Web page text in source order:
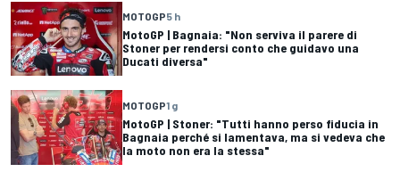
MOTOGP5 h
MotoGP | Bagnaia: "Non serviva il parere di
Stoner per rendersi conto che guidavo una
Ducati diversa"
MOTOGP1 g
MotoGP | Stoner: "Tutti hanno perso fiducia in
Bagnaia perché si lamentava, ma si vedeva che
la moto non era la stessa"